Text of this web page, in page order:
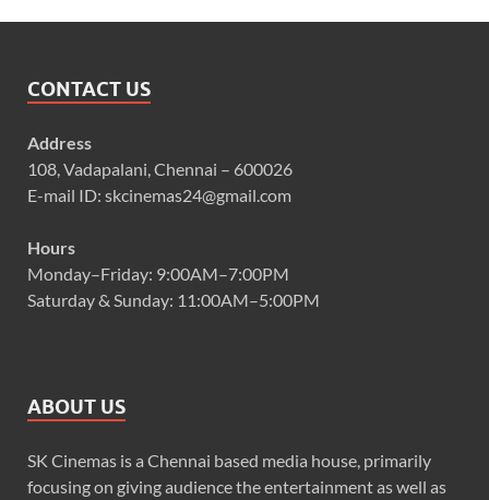
CONTACT US
Address
108, Vadapalani, Chennai – 600026
E-mail ID: skcinemas24@gmail.com
Hours
Monday–Friday: 9:00AM–7:00PM
Saturday & Sunday: 11:00AM–5:00PM
ABOUT US
SK Cinemas is a Chennai based media house, primarily
focusing on giving audience the entertainment as well as